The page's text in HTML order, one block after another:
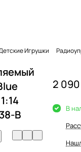
Игрушки
B
2
В